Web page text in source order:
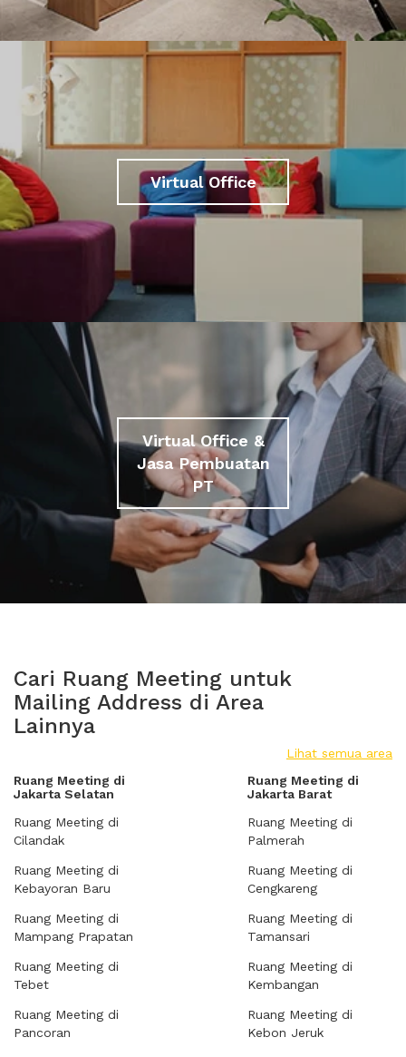
Virtual Office
Virtual Office &
Jasa Pembuatan
PT
Cari Ruang Meeting untuk
Mailing Address di Area
Lainnya
Lihat semua area
Ruang Meeting di
Jakarta Selatan
Ruang Meeting di
Cilandak
Ruang Meeting di
Kebayoran Baru
Ruang Meeting di
Mampang Prapatan
Ruang Meeting di
Tebet
Ruang Meeting di
Pancoran
Ruang Meeting di
Jakarta Barat
Ruang Meeting di
Palmerah
Ruang Meeting di
Cengkareng
Ruang Meeting di
Tamansari
Ruang Meeting di
Kembangan
Ruang Meeting di
Kebon Jeruk